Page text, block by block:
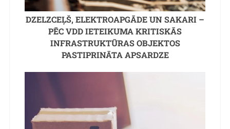
DZELZCEĻŠ, ELEKTROAPGĀDE UN SAKARI –
PĒC VDD IETEIKUMA KRITISKĀS
INFRASTRUKTŪRAS OBJEKTOS
PASTIPRINĀTA APSARDZE